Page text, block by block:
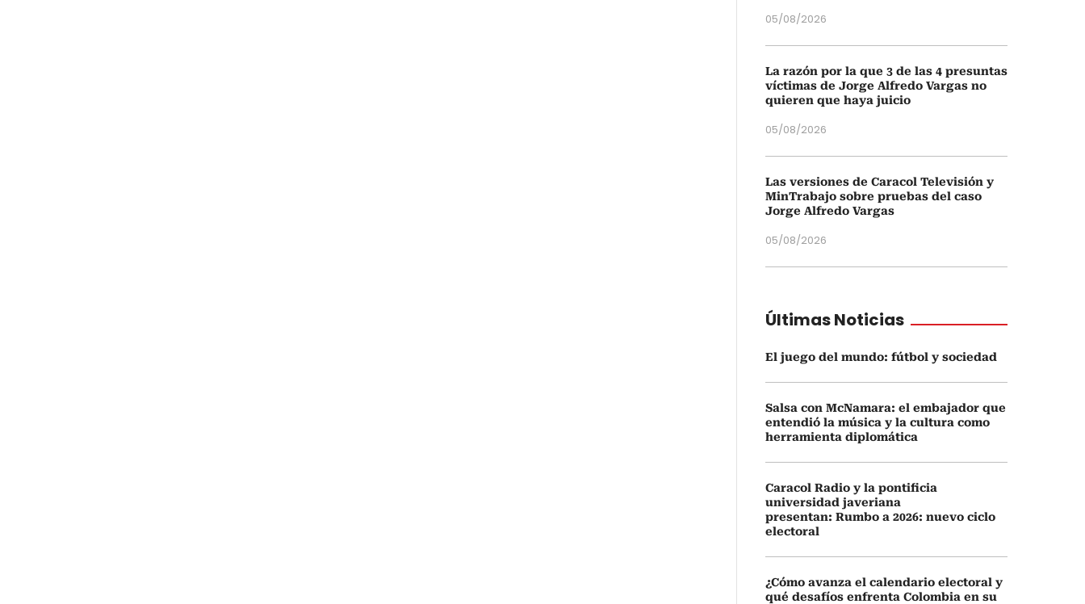
05/08/2026
La razón por la que 3 de las 4 presuntas
víctimas de Jorge Alfredo Vargas no
quieren que haya juicio
05/08/2026
Las versiones de Caracol Televisión y
MinTrabajo sobre pruebas del caso
Jorge Alfredo Vargas
05/08/2026
Últimas Noticias
El juego del mundo: fútbol y sociedad
Salsa con McNamara: el embajador que
entendió la música y la cultura como
herramienta diplomática
Caracol Radio y la pontificia
universidad javeriana
presentan: Rumbo a 2026: nuevo ciclo
electoral
¿Cómo avanza el calendario electoral y
qué desafíos enfrenta Colombia en su